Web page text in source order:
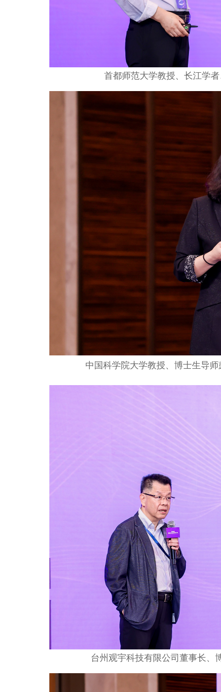
首都师范大学教授、长江学
中国科学院大学教授、博士生导师
台州观宇科技有限公司董事长、